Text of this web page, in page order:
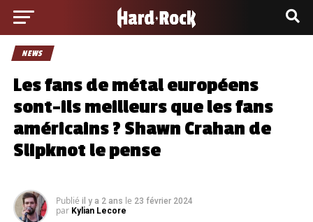
NEWS
Les fans de métal européens
sont-ils meilleurs que les fans
américains ? Shawn Crahan de
Slipknot le pense
Publié il y a 2 ans le 23 février 2024
par Kylian Lecore